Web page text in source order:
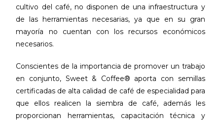
cultivo del café, no disponen de una infraestructura y
de las herramientas necesarias, ya que en su gran
mayoría no cuentan con los recursos económicos
necesarios.
Conscientes de la importancia de promover un trabajo
en conjunto, Sweet & Coffee® aporta con semillas
certificadas de alta calidad de café de especialidad para
que ellos realicen la siembra de café, además les
proporcionan herramientas, capacitación técnica y